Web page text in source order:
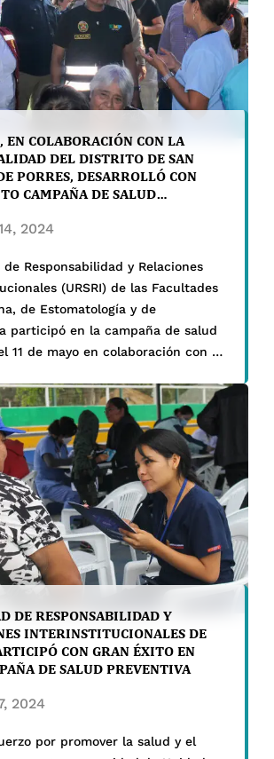
EN COLABORACIÓN CON LA
DEL DISTRITO DE SAN
PORRES, DESARROLLÓ CON
CAMPAÑA DE SALUD
2024
de Responsabilidad y Relaciones
(URSRI) de las Facultades
de Estomatología y de
participó en la campaña de salud
11 de mayo en colaboración con la
impactó positivamente a
promoviendo hábitos
y proporcionando servicios
[…]
DE RESPONSABILIDAD Y
INTERINSTITUCIONALES DE
CON GRAN ÉXITO EN
DE SALUD PREVENTIVA
2024
por promover la salud y el